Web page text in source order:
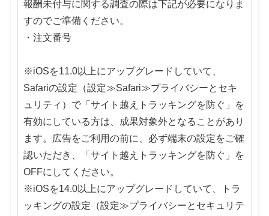
報酬未付与に関する調査の際は下記が必要になりま
すのでご準備ください。
・注文番号
※iOSを11.0以上にアップグレードしていて、
Safariの設定（設定≫Safari≫プライバシーとセキ
ュリティ）で「サイト越えトラッキングを防ぐ」を
有効にしている方は、成果対象外となることがあり
ます。広告をご利用の前に、必ず端末の設定をご確
認いただき、「サイト越えトラッキングを防ぐ」を
OFFにしてください。
※iOSを14.0以上にアップグレードしていて、トラ
ッキングの設定（設定≫プライバシーとセキュリテ